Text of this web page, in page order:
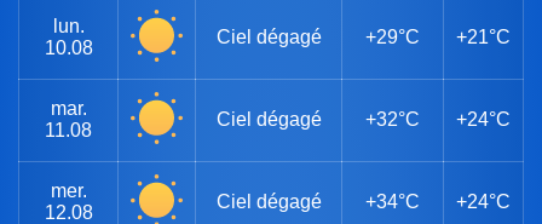
lun.
10.08
Ciel dégagé +29°C +21°C
mar.
11.08
Ciel dégagé +32°C +24°C
mer.
12.08
Ciel dégagé +34°C +24°C